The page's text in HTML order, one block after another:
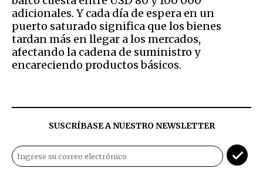
adicionales. Y cada día de espera en un
puerto saturado significa que los bienes
tardan más en llegar a los mercados,
afectando la cadena de suministro y
encareciendo productos básicos.
SUSCRÍBASE A NUESTRO NEWSLETTER